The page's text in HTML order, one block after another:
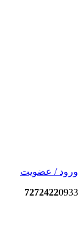
ورود / عضویت
72724220933